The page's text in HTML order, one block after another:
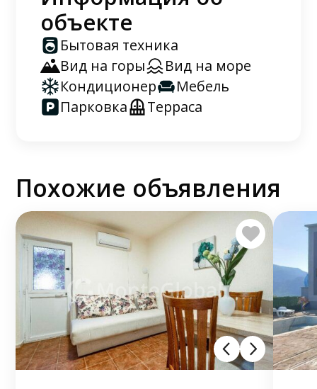
объекте
Бытовая техника
Вид на горы
Вид на море
Кондиционер
Мебель
Парковка
Терраса
Похожие объявления